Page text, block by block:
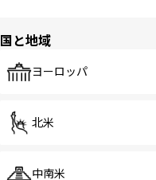
国と地域
ヨーロッパ
北米
中南米